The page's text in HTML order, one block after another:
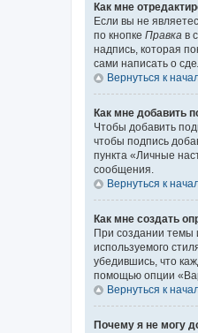
Как мне
Если вы не
по кнопке Правка в
надпись, которая
сами написать о
Вернуться к
Как мне добавить
Чтобы добавить
чтобы подпись
пункта «Личные
сообщения.
Вернуться к
Как мне создать
При создании темы
используемого
убедившись, что
помощью опции
Вернуться к
Почему я не могу